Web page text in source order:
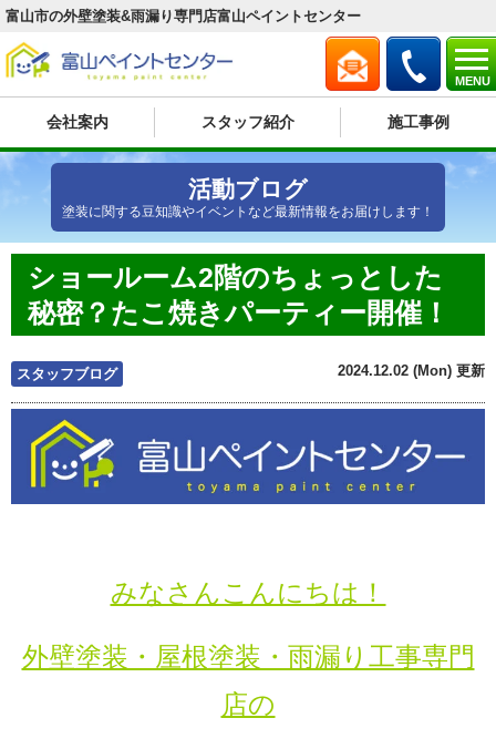
MENU
富山市の外壁塗装&雨漏り専門店富山ペイントセンター
会社案内 スタッフ紹介 施工事例
活動ブログ
塗装に関する豆知識やイベントなど最新情報をお届けします！
ショールーム2階のちょっとした
秘密？たこ焼きパーティー開催！
スタッフブログ 2024.12.02 (Mon) 更新
みなさんこんにちは！
外壁塗装・屋根塗装・雨漏り工事専門
店の